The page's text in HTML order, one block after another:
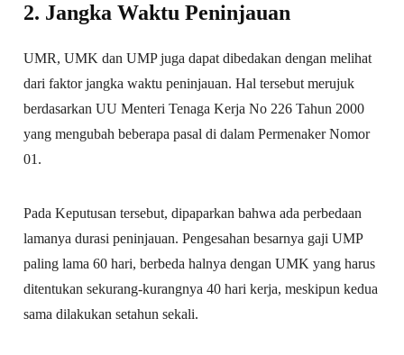
2. Jangka Waktu Peninjauan
UMR, UMK dan UMP juga dapat dibedakan dengan melihat
dari faktor jangka waktu peninjauan. Hal tersebut merujuk
berdasarkan UU Menteri Tenaga Kerja No 226 Tahun 2000
yang mengubah beberapa pasal di dalam Permenaker Nomor
01.
Pada Keputusan tersebut, dipaparkan bahwa ada perbedaan
lamanya durasi peninjauan. Pengesahan besarnya gaji UMP
paling lama 60 hari, berbeda halnya dengan UMK yang harus
ditentukan sekurang-kurangnya 40 hari kerja, meskipun kedua
sama dilakukan setahun sekali.